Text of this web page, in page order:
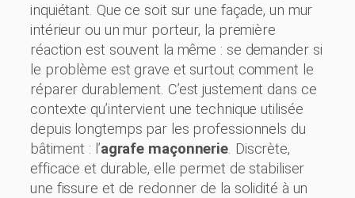
inquiétant. Que ce soit sur une façade, un mur
intérieur ou un mur porteur, la première
réaction est souvent la même : se demander si
le problème est grave et surtout comment le
réparer durablement. C’est justement dans ce
contexte qu’intervient une technique utilisée
depuis longtemps par les professionnels du
bâtiment : l’agrafe maçonnerie. Discrète,
efficace et durable, elle permet de stabiliser
une fissure et de redonner de la solidité à un